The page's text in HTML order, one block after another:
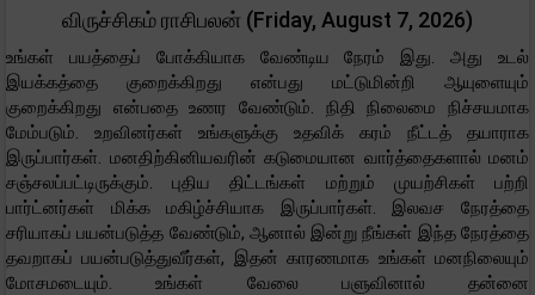
விருச்சிகம் ராசிபலன் (Friday, August 7, 2026)
உங்கள் பயத்தைப் போக்கியாக வேண்டிய நேரம் இது. அது உடல்
இயக்கத்தை குறைக்கிறது என்பது மட்டுமின்றி ஆயுளையும்
குறைக்கிறது என்பதை உணர வேண்டும். நிதி நிலைமை நிச்சயமாக
மேம்படும். உறவினர்கள் உங்களுக்கு உதவிக் கரம் நீட்டத் தயாராக
இருப்பார்கள். மனதிற்கினியவரின் கடுமையான வார்த்தைகளால் மனம்
சஞ்சலப்பட்டிருக்கும். புதிய திட்டங்கள் மற்றும் முயற்சிகள் பற்றி
பார்ட்னர்கள் மிக்க மகிழ்ச்சியாக இருப்பார்கள். இலவச நேரத்தை
சரியாகப் பயன்படுத்த வேண்டும், ஆனால் இன்று நீங்கள் இந்த நேரத்தை
தவறாகப் பயன்படுத்துவீர்கள், இதன் காரணமாக உங்கள் மனநிலையும்
மோசமடையும். உங்கள் வேலை பளுவினால் தன்னை